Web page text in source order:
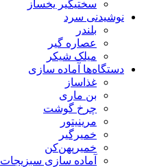
سختیگیر یخساز
نوشیدنی سرد
بلندر
عصاره گیر
میلک شیکر
دستگاه‌ها آماده سازی
غذاساز
بن ماری
چرخ گوشت
مرینیتور
خمیرگیر
خمیر‌پهن‌کن
آماده سازی سبزیجات